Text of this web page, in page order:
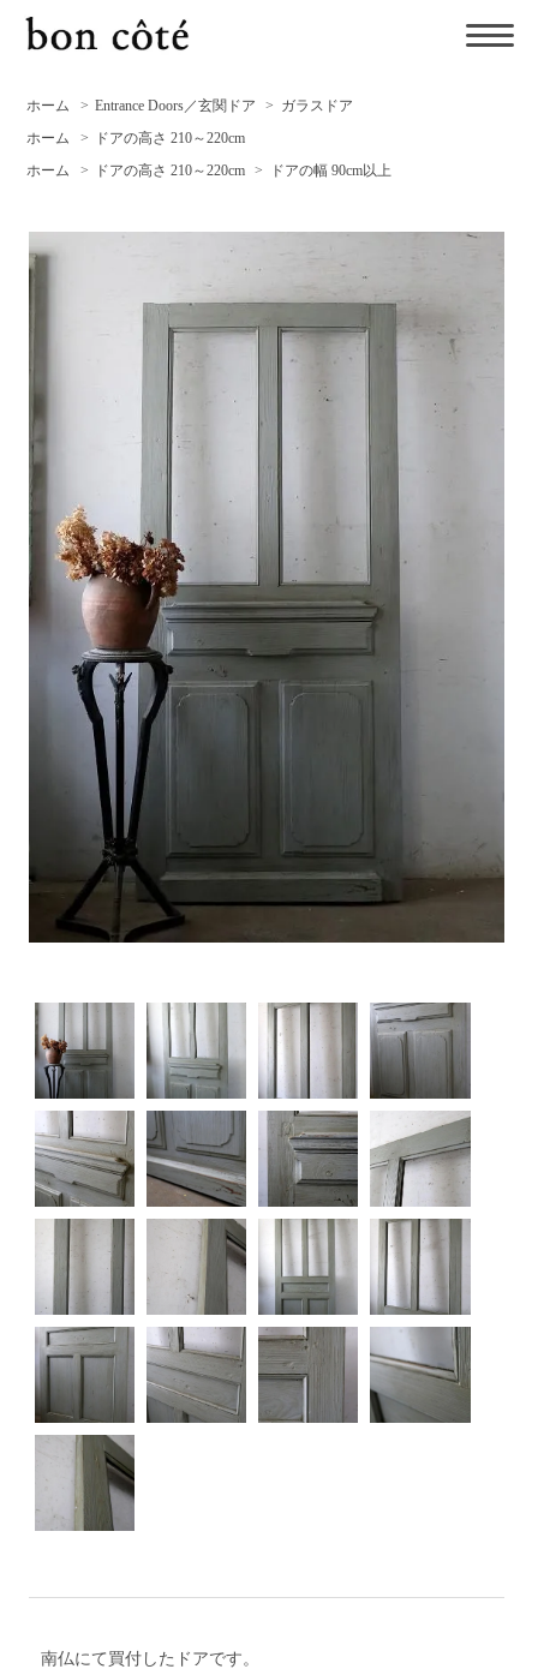
ホーム > Entrance Doors／玄関ドア > ガラスドア
ホーム
>
ドアの高さ 210～220cm
ホーム
> ドアの高さ 210～220cm > ドアの幅 90cm以上
南仏にて買付したドアです。